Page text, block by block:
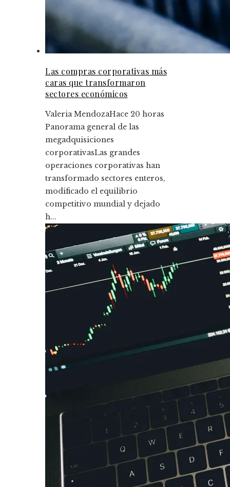
Las compras corporativas más
caras que transformaron
sectores económicos
Valeria MendozaHace 20 horas
Panorama general de las
megadquisiciones
corporativasLas grandes
operaciones corporativas han
transformado sectores enteros,
modificado el equilibrio
competitivo mundial y dejado
h...